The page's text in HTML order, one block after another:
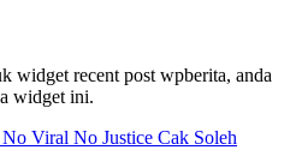
widget recent post wpberita, anda
widget ini.